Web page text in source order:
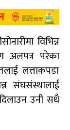
विभिन्न
अलपत्र परेका
लत्ताकपडा
संघसंस्थालाई
उनी सधै